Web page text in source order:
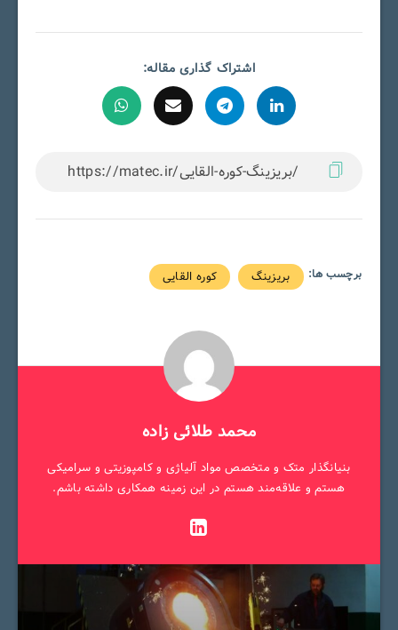
اشتراک گذاری مقاله:
برچسب ها: بریزینگ کوره القایی
محمد طلائی زاده
بنیانگذار متک و متخصص مواد آلیاژی و کامپوزیتی و سرامیکی
هستم و علاقه‌مند هستم در این زمینه همکاری داشته باشم.